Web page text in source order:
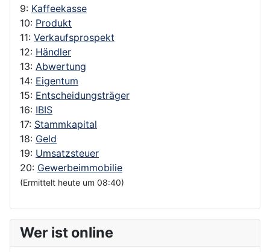
9: Kaffeekasse
10: Produkt
11: Verkaufsprospekt
12: Händler
13: Abwertung
14: Eigentum
15: Entscheidungsträger
16: IBIS
17: Stammkapital
18: Geld
19: Umsatzsteuer
20: Gewerbeimmobilie
(Ermittelt heute um 08:40)
Wer ist online